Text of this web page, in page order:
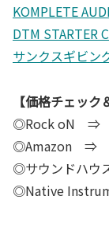
KOMPLETE
DTM STARTER
サンクスギビン
【価格チェック
◎Rock oN ⇒
◎Amazon ⇒
◎サウンドハ
◎Native